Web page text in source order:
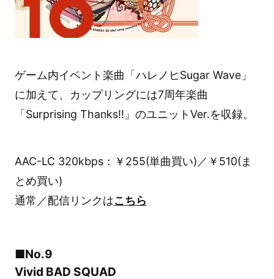
ゲーム内イベント楽曲「ハレノヒSugar Wave」
に加えて、カップリングには7周年楽曲
「Surprising Thanks!!」のユニットVer.を収録。
AAC-LC 320kbps：￥255(単曲買い)／￥510(ま
とめ買い)
通常／配信リンクはこちら
■No.9
Vivid BAD SQUAD